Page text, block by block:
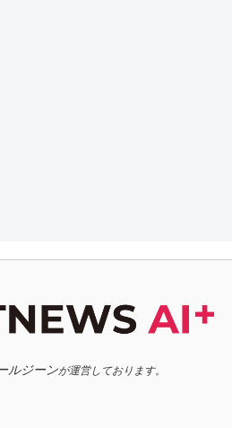
ルジーンが運営しております。